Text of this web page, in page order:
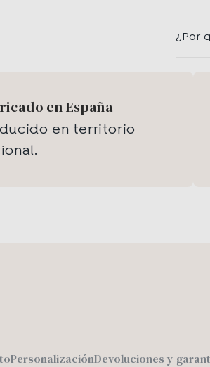
¿Por
en España
en territorio
PersonalizaciónDevoluciones y